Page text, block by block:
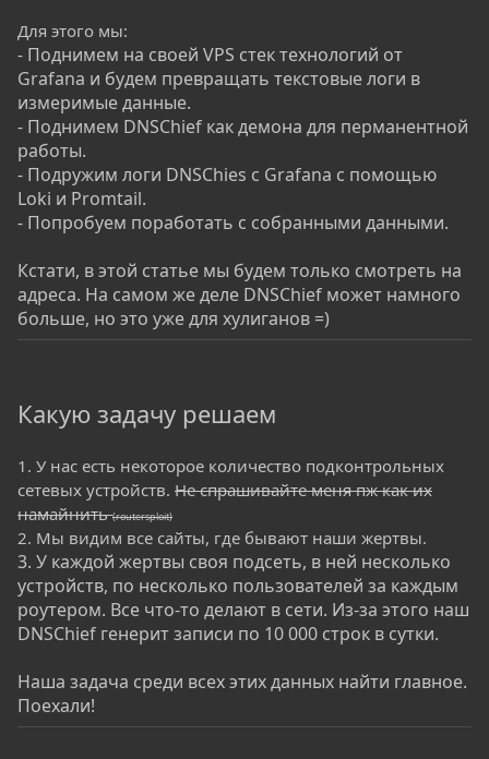
Для этого мы:
- Поднимем на своей VPS стек технологий от
Grafana и будем превращать текстовые логи в
измеримые данные.
- Поднимем DNSChief как демона для перманентной
работы.
- Подружим логи DNSChies с Grafana c помощью
Loki и Promtail.
- Попробуем поработать с собранными данными.
Кстати, в этой статье мы будем только смотреть на
адреса. На самом же деле DNSChief может намного
больше, но это уже для хулиганов =)
Какую задачу решаем
1. У нас есть некоторое количество подконтрольных
сетевых устройств. Не спрашивайте меня пж как их
намайнить(routersploit)
2. Мы видим все сайты, где бывают наши жертвы.
3. У каждой жертвы своя подсеть, в ней несколько
устройств, по несколько пользователей за каждым
роутером. Все что-то делают в сети. Из-за этого наш
DNSChief генерит записи по 10 000 строк в сутки.
Наша задача среди всех этих данных найти главное.
Поехали!